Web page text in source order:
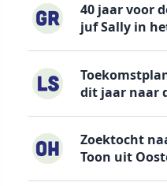
40 jaar voor
juf Sally in
dit jaar naar
Zoektocht
Toon uit